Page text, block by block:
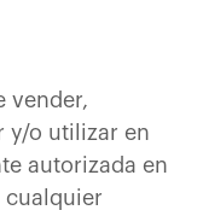
vender,
y/o utilizar en
autorizada en
cualquier